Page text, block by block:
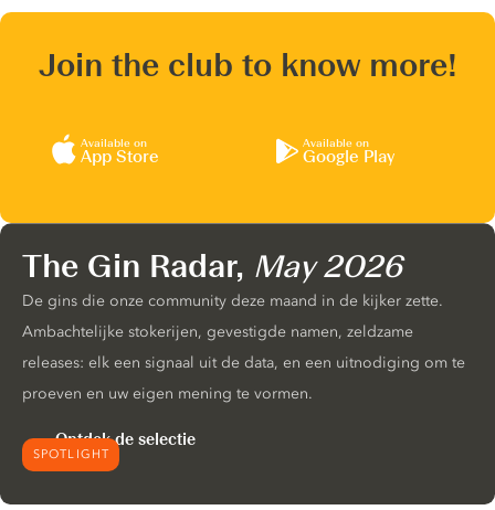
Join the club to know more!
Available on
App Store
Available on
Google Play
SPOTLIGHT
The Gin Radar, May 2026
De gins die onze community deze maand in de kijker zette.
Ambachtelijke stokerijen, gevestigde namen, zeldzame
releases: elk een signaal uit de data, en een uitnodiging om te
proeven en uw eigen mening te vormen.
Ontdek de selectie